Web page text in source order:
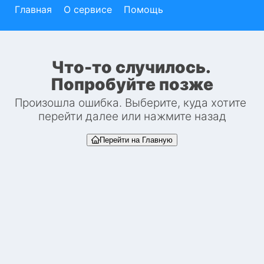
Главная О сервисе Помощь
Что-то случилось.
Попробуйте позже
Произошла ошибка. Выберите, куда хотите
перейти далее или нажмите назад
Перейти на Главную